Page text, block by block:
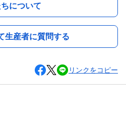
について
生産者に質問する
リンクをコピー